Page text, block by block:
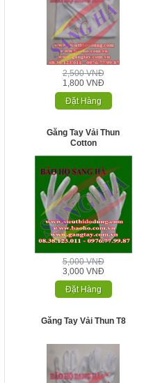
2,500 VNĐ
1,800 VNĐ
Đặt Hàng
Găng Tay Vải Thun
Cotton
5,000 VNĐ
3,000 VNĐ
Đặt Hàng
Găng Tay Vải Thun T8